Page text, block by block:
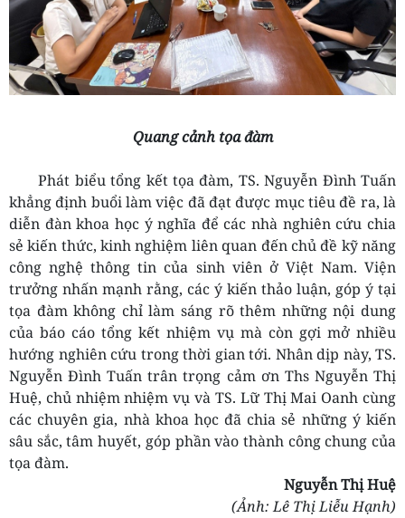
Quang cảnh tọa đàm
Phát biểu tổng kết tọa đàm, TS. Nguyễn Đình Tuấn
khẳng định buổi làm việc đã đạt được mục tiêu đề ra, là
diễn đàn khoa học ý nghĩa để các nhà nghiên cứu chia
sẻ kiến thức, kinh nghiệm liên quan đến chủ đề kỹ năng
công nghệ thông tin của sinh viên ở Việt Nam. Viện
trưởng nhấn mạnh rằng, các ý kiến thảo luận, góp ý tại
tọa đàm không chỉ làm sáng rõ thêm những nội dung
của báo cáo tổng kết nhiệm vụ mà còn gợi mở nhiều
hướng nghiên cứu trong thời gian tới. Nhân dịp này, TS.
Nguyễn Đình Tuấn trân trọng cảm ơn Ths Nguyễn Thị
Huệ, chủ nhiệm nhiệm vụ và TS. Lữ Thị Mai Oanh cùng
các chuyên gia, nhà khoa học đã chia sẻ những ý kiến
sâu sắc, tâm huyết, góp phần vào thành công chung của
tọa đàm.
Nguyễn Thị Huệ
(Ảnh: Lê Thị Liễu Hạnh)